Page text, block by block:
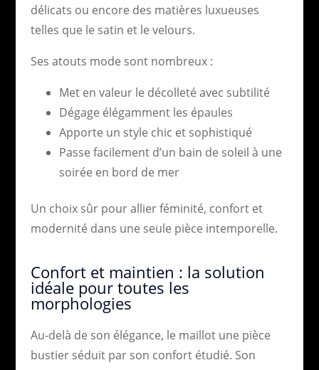
délicats ou encore des matières luxueuses
telles que le satin et le velours.
Ses atouts mode sont nombreux :
Met en valeur le décolleté avec subtilité
Dégage élégamment les épaules
Apporte un style chic et sophistiqué
Passe facilement d’un bain de soleil à une
soirée en bord de mer
Un choix sûr pour allier féminité, confort et
modernité dans une seule pièce intemporelle.
Confort et maintien : la solution
idéale pour toutes les
morphologies
Au-delà de son élégance, le maillot une pièce
bustier séduit par son confort étudié. Son